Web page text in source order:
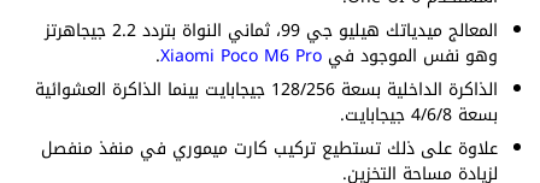
المعالج ميدياتك هيليو جي 99، ثماني النواة بتردد 2.2 جيجاهرتز
وهو نفس الموجود في Xiaomi Poco M6 Pro
.
الذاكرة الداخلية بسعة 128/256 جيجابايت بينما الذاكرة العشوائية
بسعة 4/6/8 جيجابايت.
علاوة على ذلك تستطيع تركيب كارت ميموري في منفذ منفصل
لزيادة مساحة التخزين.